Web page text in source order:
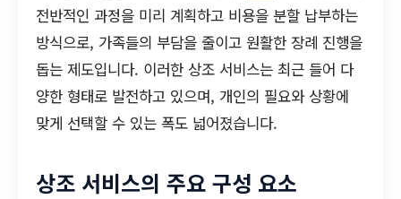
전반적인 과정을 미리 계획하고 비용을 분할 납부하는
방식으로, 가족들의 부담을 줄이고 원활한 장례 진행을
돕는 제도입니다. 이러한 상조 서비스는 최근 들어 다
양한 형태로 발전하고 있으며, 개인의 필요와 상황에
맞게 선택할 수 있는 폭도 넓어졌습니다.
상조 서비스의 주요 구성 요소